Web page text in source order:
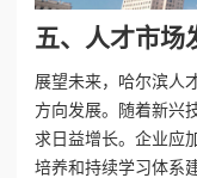
五、人才市场
展望未来，哈尔滨人
方向发展。随着新兴
求日益增长。企业应
培养和持续学习体系